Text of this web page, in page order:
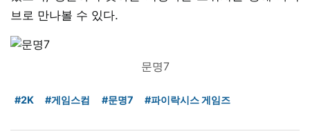
브로 만나볼 수 있다.
문명7
#2K #게임스컴 #문명7 #파이락시스 게임즈